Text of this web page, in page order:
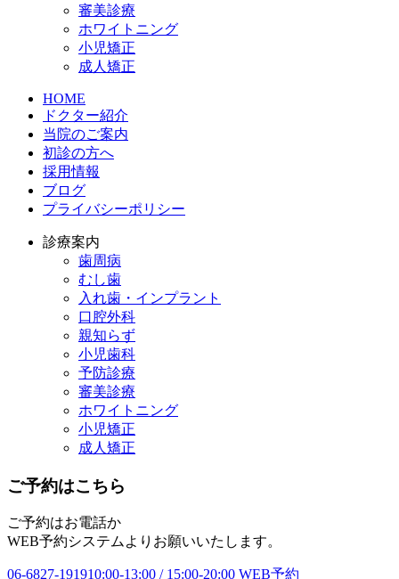
審美診療
ホワイトニング
小児矯正
成人矯正
HOME
ドクター紹介
当院のご案内
初診の方へ
採用情報
ブログ
プライバシーポリシー
診療案内
歯周病
むし歯
入れ歯・インプラント
口腔外科
親知らず
小児歯科
予防診療
審美診療
ホワイトニング
小児矯正
成人矯正
ご予約はこちら
ご予約はお電話か
WEB予約システムよりお願いいたします。
06-6827-191910:00-13:00 / 15:00-20:00 WEB予約